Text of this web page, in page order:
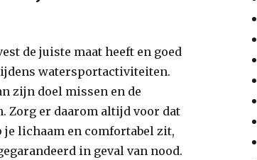
de juiste maat heeft en goed
watersportactiviteiten.
zijn doel missen en de
Zorg er daarom altijd voor dat
je lichaam en comfortabel zit,
in geval van nood.